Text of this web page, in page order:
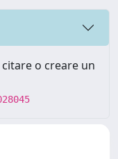
o creare un